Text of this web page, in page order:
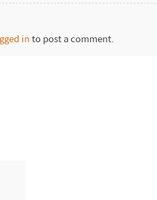
into post a comment.